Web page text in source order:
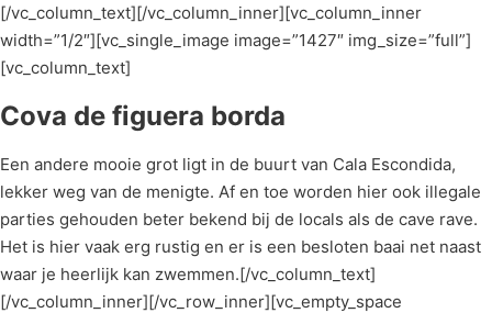
[/vc_column_text][/vc_column_inner][vc_column_inner
width=”1/2″][vc_single_image image=”1427″ img_size=”full”]
[vc_column_text]
Cova de figuera borda
Een andere mooie grot ligt in de buurt van Cala Escondida,
lekker weg van de menigte. Af en toe worden hier ook illegale
parties gehouden beter bekend bij de locals als de cave rave.
Het is hier vaak erg rustig en er is een besloten baai net naast
waar je heerlijk kan zwemmen.[/vc_column_text]
[/vc_column_inner][/vc_row_inner][vc_empty_space